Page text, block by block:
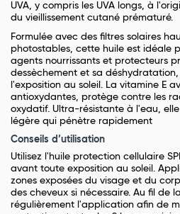
UVA, y compris les UVA longs, à
du vieillissement cutané prématuré.
Formulée avec des filtres solaires
photostables, cette huile est idéale
agents nourrissants et protecteurs
dessèchement et sa
l'exposition au soleil. La vitamine E
antioxydantes, protège contre les
oxydatif. Ultra-résistante à l'eau,
légère qui pénètre rapidement
Conseils d’utilisation
Utilisez l'huile protection cellulaire
avant toute exposition au soleil.
zones exposées du visage et du
des cheveux si nécessaire. Au fil de
régulièrement l'application afin de